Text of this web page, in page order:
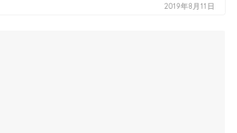
2019年8月11日